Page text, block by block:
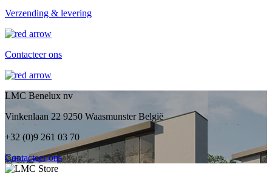
Verzending & levering
Contacteer ons
LMC Benelux nv
Vinkenlaan 22 9250 Waasmunster België
+32 (0)9 261 03 70
Contacteer ons